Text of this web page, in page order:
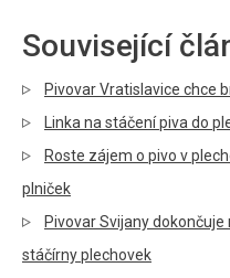
Související
Pivovar Vratislavice chce
Linka na stáčení piva do
Roste zájem o pivo v
plniček
Pivovar Svijany
stáčírny plechovek